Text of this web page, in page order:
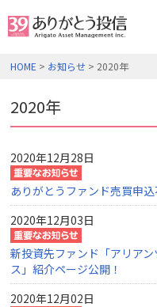
HOME > お知らせ > 2020年
2020年
2020年12月28日
ありがとうファンド売買申
2020年12月03日
新投資先ファンド「アリア
ス」紹介ページ公開！
2020年12月02日